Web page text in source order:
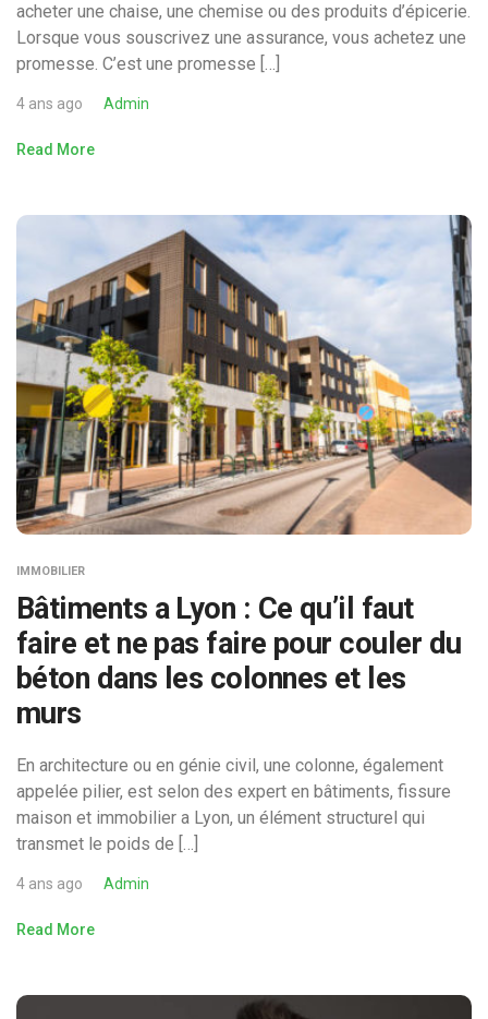
acheter une chaise, une chemise ou des produits d’épicerie.
Lorsque vous souscrivez une assurance, vous achetez une
promesse. C’est une promesse […]
4 ans ago Admin
Read More
IMMOBILIER
Bâtiments a Lyon : Ce qu’il faut
faire et ne pas faire pour couler du
béton dans les colonnes et les
murs
En architecture ou en génie civil, une colonne, également
appelée pilier, est selon des expert en bâtiments, fissure
maison et immobilier a Lyon, un élément structurel qui
transmet le poids de […]
4 ans ago Admin
Read More